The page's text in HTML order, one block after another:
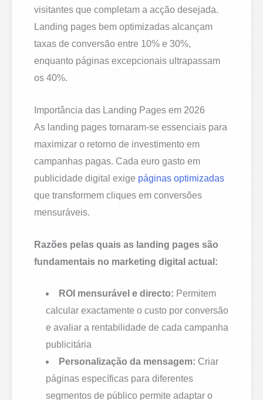
visitantes que completam a acção desejada.
Landing pages bem optimizadas alcançam
taxas de conversão entre 10% e 30%,
enquanto páginas excepcionais ultrapassam
os 40%.
Importância das Landing Pages em 2026
As landing pages tornaram-se essenciais para
maximizar o retorno de investimento em
campanhas pagas. Cada euro gasto em
publicidade digital exige páginas optimizadas
que transformem cliques em conversões
mensuráveis.
Razões pelas quais as landing pages são
fundamentais no marketing digital actual:
ROI mensurável e directo: Permitem
calcular exactamente o custo por conversão
e avaliar a rentabilidade de cada campanha
publicitária
Personalização da mensagem: Criar
páginas específicas para diferentes
segmentos de público permite adaptar o